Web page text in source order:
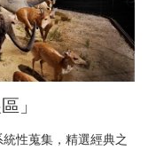
」
性蒐集，精選經典之